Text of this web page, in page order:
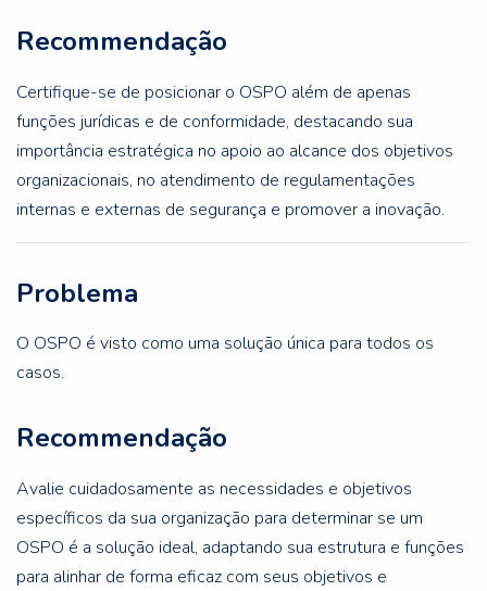
Recommendação
Certifique-se de posicionar o OSPO além de apenas
funções jurídicas e de conformidade, destacando sua
importância estratégica no apoio ao alcance dos objetivos
organizacionais, no atendimento de regulamentações
internas e externas de segurança e promover a inovação.
Problema
O OSPO é visto como uma solução única para todos os
casos.
Recommendação
Avalie cuidadosamente as necessidades e objetivos
específicos da sua organização para determinar se um
OSPO é a solução ideal, adaptando sua estrutura e funções
para alinhar de forma eficaz com seus objetivos e